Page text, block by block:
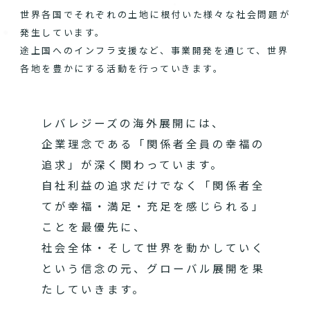
世界各国でそれぞれの土地に根付いた様々な社会問題が
発生しています。
途上国へのインフラ支援など、事業開発を通じて、世界
各地を豊かにする活動を行っていきます。
レバレジーズの海外展開には、
企業理念である「関係者全員の幸福の
追求」が深く関わっています。
自社利益の追求だけでなく「関係者全
てが幸福・満足・充足を感じられる」
ことを最優先に、
社会全体・そして世界を動かしていく
という信念の元、グローバル展開を果
たしていきます。